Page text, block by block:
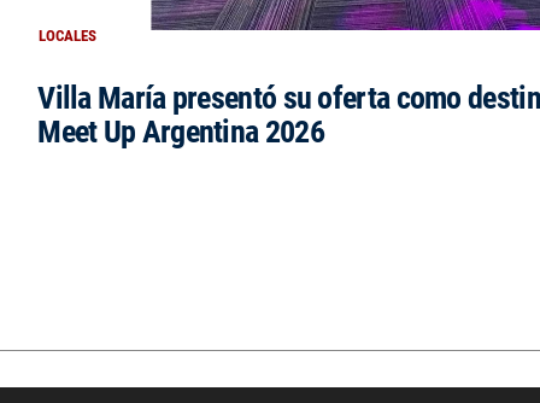
LOCALES
Villa María presentó su oferta como
Meet Up Argentina 2026